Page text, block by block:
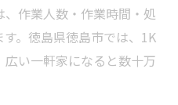
作業人数・作業時間・処
。徳島県徳島市では、1K
い一軒家になると数十万